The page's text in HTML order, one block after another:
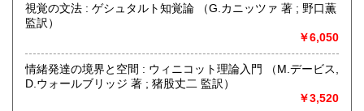
取り扱い分野
哲学宗教、社会科学、自然科学、美術工芸、国語国文、外国
人文書・美術書・専門書
視覚の文法 : ゲシュタルト知覚論 （G.カニッツァ 著 ; 野口薫
監訳）
￥6,050
情緒発達の境界と空間 : ウィニコット理論入門 （M.デービス,
D.ウォールブリッジ 著 ; 猪股丈二 監訳）
￥3,520